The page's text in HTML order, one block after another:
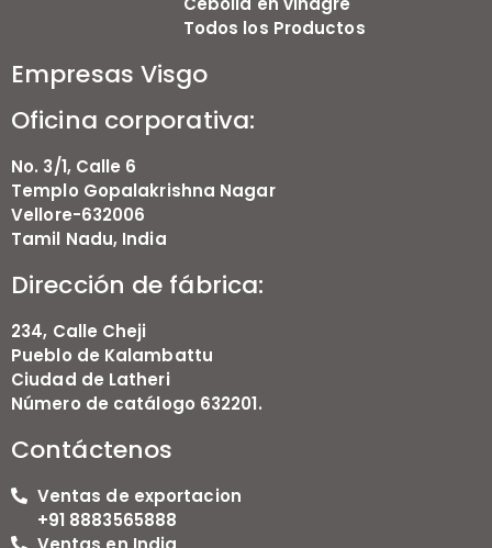
Todos los Productos
Empresas Visgo
Oficina corporativa:
No. 3/1, Calle 6
Templo Gopalakrishna Nagar
Vellore-632006
Tamil Nadu, India
Dirección de fábrica:
234, Calle Cheji
Pueblo de Kalambattu
Ciudad de Latheri
Número de catálogo 632201.
Contáctenos
Ventas de exportacion
+91 8883565888